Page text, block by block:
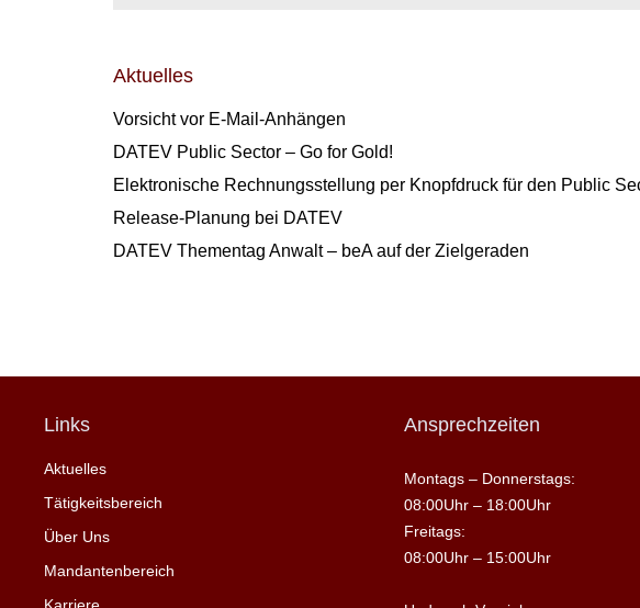
Aktuelles
Vorsicht vor E-Mail-Anhängen
DATEV Public Sector – Go for Gold!
Elektronische Rechnungsstellung per Knopfdruck für den Public
Release-Planung bei DATEV
DATEV Thementag Anwalt – beA auf der Zielgeraden
Links
Aktuelles
Tätigkeitsbereich
Über Uns
Mandantenbereich
Ansprechzeiten
Montags – Donnerstags:
08:00Uhr – 18:00Uhr
Freitags:
08:00Uhr – 15:00Uhr